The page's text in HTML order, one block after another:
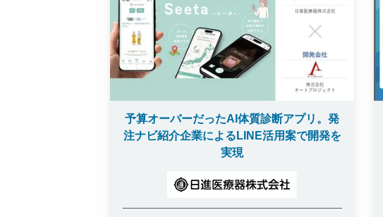
予算オーバーだったAI体質診断アプリ。発
注ナビ紹介企業によるLINE活用案で開発を
実現